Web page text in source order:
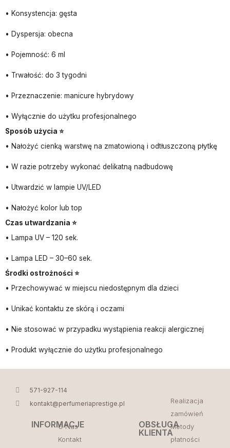
• Konsystencja: gęsta
• Dyspersja: obecna
• Pojemność: 6 ml
• Trwałość: do 3 tygodni
• Przeznaczenie: manicure hybrydowy
• Wyłącznie do użytku profesjonalnego
Sposób użycia ⭐
• Nałożyć cienką warstwę na zmatowioną i odtłuszczoną płytkę
• W razie potrzeby wykonać delikatną nadbudowę
• Utwardzić w lampie UV/LED
• Nałożyć kolor lub top
Czas utwardzania ⭐
• Lampa UV – 120 sek.
• Lampa LED – 30–60 sek.
Środki ostrożności ⭐
• Przechowywać w miejscu niedostępnym dla dzieci
• Unikać kontaktu ze skórą i oczami
• Nie stosować w przypadku wystąpienia reakcji alergicznej
• Produkt wyłącznie do użytku profesjonalnego
571-927-114
kontakt@perfumeriaprestige.pl
INFORMACJE
O Nas
Kontakt
OBSŁUGA
KLIENTA
Realizacja
zamówień
Metody
płatności